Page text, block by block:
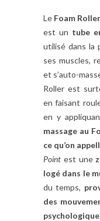
Le Foam Roller
est un tube
utilisé dans la
ses muscles,
et s’auto-
Roller est
en faisant
en y
massage au
ce qu’on
Point est une
logé dans le
du temps,
des